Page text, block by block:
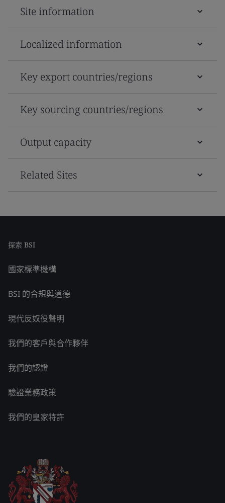
Site information
Localized information
Key export countries/regions
Key sourcing countries/regions
Output capacity
Related Sites
探索 BSI
國家標準機構
BSI 的合規與道德
現代反奴役聲明
我們的客戶與合作夥伴
我們的認證
驗證業務政策
我們的皇家特許